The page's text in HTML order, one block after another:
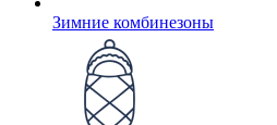
Зимние комбинезоны